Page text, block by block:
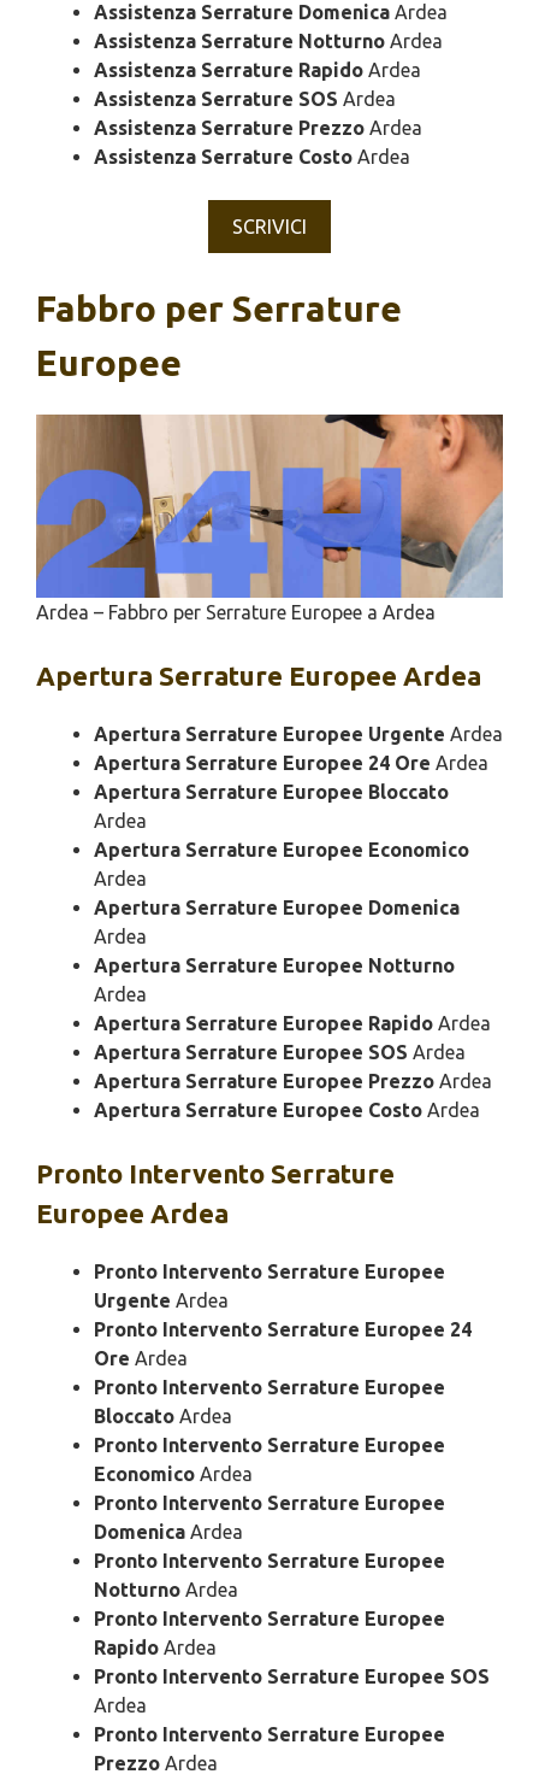
Assistenza Serrature Domenica Ardea
Assistenza Serrature Notturno Ardea
Assistenza Serrature Rapido Ardea
Assistenza Serrature SOS Ardea
Assistenza Serrature Prezzo Ardea
Assistenza Serrature Costo Ardea
SCRIVICI
Fabbro per Serrature
Europee
Ardea – Fabbro per Serrature Europee a Ardea
Apertura Serrature Europee Ardea
Apertura Serrature Europee Urgente Ardea
Apertura Serrature Europee 24 Ore Ardea
Apertura Serrature Europee Bloccato
Ardea
Apertura Serrature Europee Economico
Ardea
Apertura Serrature Europee Domenica
Ardea
Apertura Serrature Europee Notturno
Ardea
Apertura Serrature Europee Rapido Ardea
Apertura Serrature Europee SOS Ardea
Apertura Serrature Europee Prezzo Ardea
Apertura Serrature Europee Costo Ardea
Pronto Intervento Serrature
Europee Ardea
Pronto Intervento Serrature Europee
Urgente Ardea
Pronto Intervento Serrature Europee 24
Ore Ardea
Pronto Intervento Serrature Europee
Bloccato Ardea
Pronto Intervento Serrature Europee
Economico Ardea
Pronto Intervento Serrature Europee
Domenica Ardea
Pronto Intervento Serrature Europee
Notturno Ardea
Pronto Intervento Serrature Europee
Rapido Ardea
Pronto Intervento Serrature Europee SOS
Ardea
Pronto Intervento Serrature Europee
Prezzo Ardea